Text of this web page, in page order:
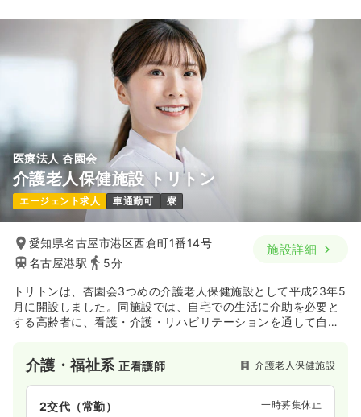
医療法人 杏園会
介護老人保健施設 トリトン
エージェント求人 車通勤可 寮
愛知県名古屋市港区西倉町1番14号
名古屋港駅
5分
施設詳細
トリトンは、杏園会3つめの介護老人保健施設として平成23年5
月に開設しました。同施設では、自宅での生活に介助を必要と
する高齢者に、看護・介護・リハビリテーションを通して自立
介護・福祉系正看護師 介護老人保健施設
2交代（常勤） 一時募集休止